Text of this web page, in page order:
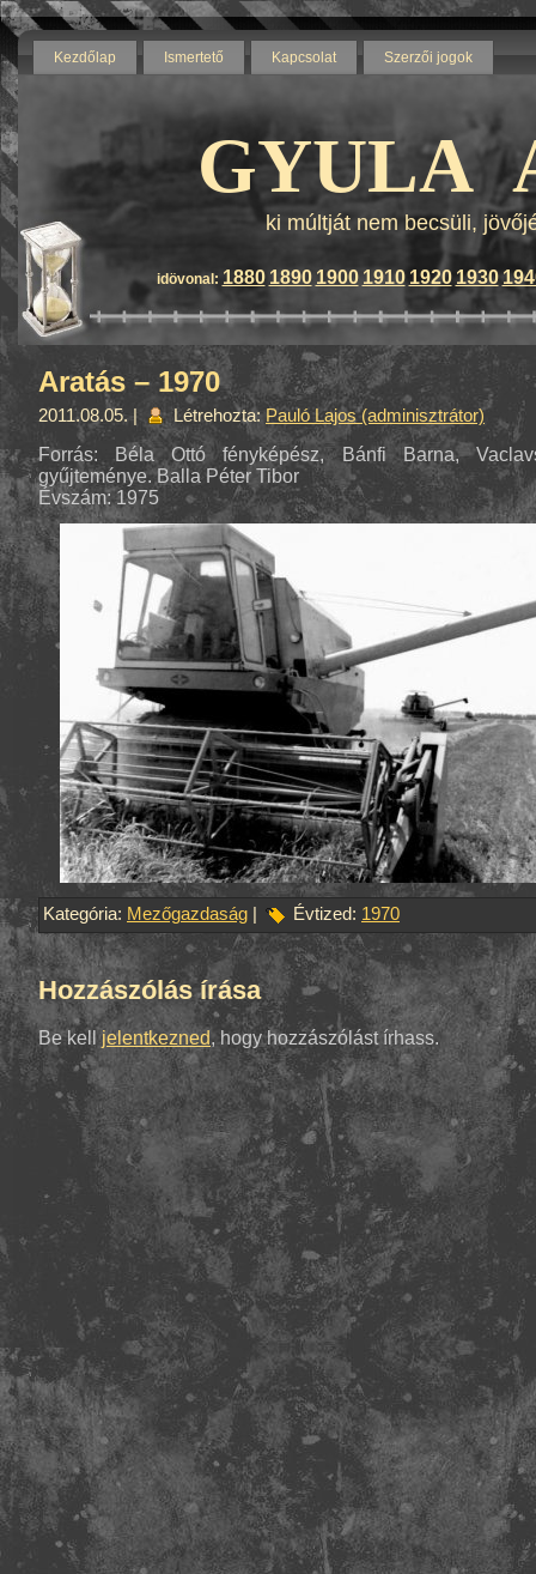
Kezdőlap Ismertető Kapcsolat Szerzői jogok
GYULA
ki múltját nem becsüli,
idövonal: 1880 1890 1900 1910 1920 1930
Aratás – 1970
2011.08.05. | Létrehozta: Pauló Lajos (adminisztrátor)
Forrás: Béla Ottó fényképész, Bánfi Barna,
gyűjteménye. Balla Péter Tibor
Évszám: 1975
Kategória: Mezőgazdaság Évtized: 1970
Hozzászólás írása
Be kelljelentkezned, hogy hozzászólást írhass.